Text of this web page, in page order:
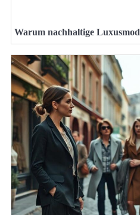
Warum nachhaltige